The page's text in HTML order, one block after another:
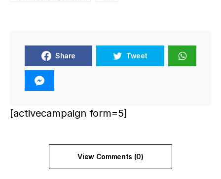
Share Tweet
[activecampaign form=5]
View Comments (0)